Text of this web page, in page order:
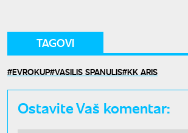
TAGOVI
EVROKUP VASILIS SPANULIS KK ARIS
Ostavite Vaš komentar: